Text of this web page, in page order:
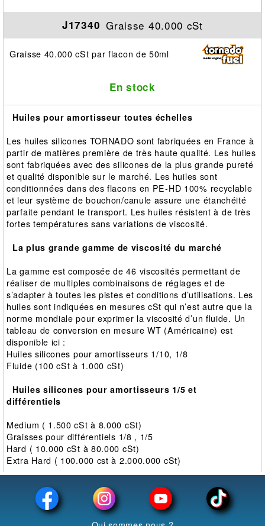
J17340 Graisse 40.000 cSt
Graisse 40.000 cSt par flacon de 50ml
En stock
Huiles pour amortisseur toutes échelles
Les huiles silicones TORNADO sont fabriquées en France à
partir de matières première de très haute qualité. Les huiles
sont fabriquées avec des silicones de la plus grande pureté
et qualité disponible sur le marché. Les huiles sont
conditionnées dans des flacons en PE-HD 100% recyclable
et leur système de bouchon/canule assure une étanchéité
parfaite pendant le transport. Les huiles résistent à de très
fortes températures sans variations de viscosité.
La plus grande gamme de viscosité du marché
La gamme est composée de 46 viscosités permettant de
réaliser de multiples combinaisons de réglages et de
s’adapter à toutes les pistes et conditions d’utilisations. Les
huiles sont indiquées en mesures cSt qui n’est autre que la
norme mondiale pour exprimer la viscosité d’un fluide. Un
tableau de conversion en mesure WT (Américaine) est
disponible ici :
Huiles silicones pour amortisseurs 1/10, 1/8
Fluide (100 cSt à 1.000 cSt)
Huiles silicones pour amortisseurs 1/5 et
différentiels
Medium ( 1.500 cSt à 8.000 cSt)
Graisses pour différentiels 1/8 , 1/5
Hard ( 10.000 cSt à 80.000 cSt)
Extra Hard ( 100.000 cst à 2.000.000 cSt)